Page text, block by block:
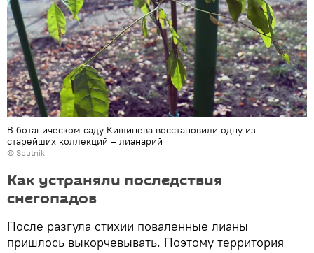
В ботаническом саду Кишинева восстановили одну из
старейших коллекций – лианарий
© Sputnik
Как устраняли последствия
снегопадов
После разгула стихии поваленные лианы
пришлось выкорчевывать. Поэтому территория